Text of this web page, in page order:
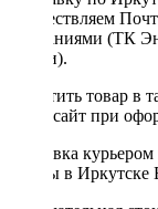
осуществляем
компаниями (ТК
линии).
Оплатить товар в
через сайт при
Доставка
Почты в Иркутске